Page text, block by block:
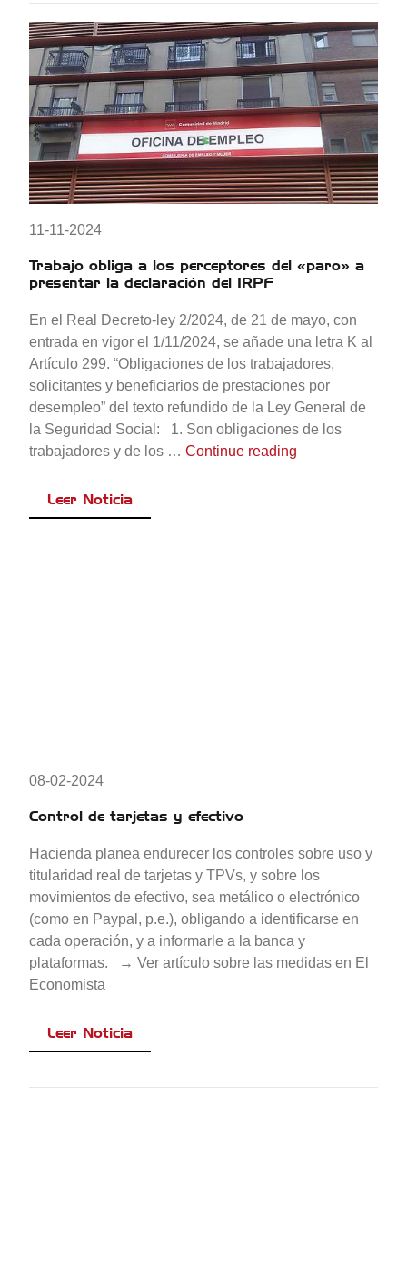
11-11-2024
Trabajo obliga a los perceptores del «paro» a
presentar la declaración del IRPF
En el Real Decreto-ley 2/2024, de 21 de mayo, con
entrada en vigor el 1/11/2024, se añade una letra K al
Artículo 299. “Obligaciones de los trabajadores,
solicitantes y beneficiarios de prestaciones por
desempleo” del texto refundido de la Ley General de
la Seguridad Social: 1. Son obligaciones de los
trabajadores y de los …Continue reading
Leer Noticia
08-02-2024
Control de tarjetas y efectivo
Hacienda planea endurecer los controles sobre uso y
titularidad real de tarjetas y TPVs, y sobre los
movimientos de efectivo, sea metálico o electrónico
(como en Paypal, p.e.), obligando a identificarse en
cada operación, y a informarle a la banca y
plataformas. → Ver artículo sobre las medidas en El
Economista
Leer Noticia